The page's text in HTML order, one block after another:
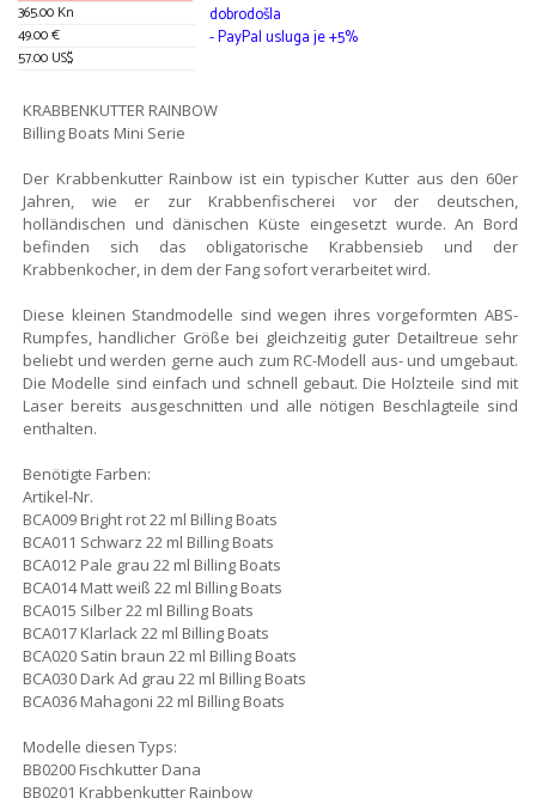
365.00 Kn
49.00 €
57.00 US$
dobrodošla
- PayPal usluga je +5%
KRABBENKUTTER RAINBOW
Billing Boats Mini Serie
Der Krabbenkutter Rainbow ist ein typischer Kutter aus den 60er
Jahren, wie er zur Krabbenfischerei vor der deutschen,
holländischen und dänischen Küste eingesetzt wurde. An Bord
befinden sich das obligatorische Krabbensieb und der
Krabbenkocher, in dem der Fang sofort verarbeitet wird.
Diese kleinen Standmodelle sind wegen ihres vorgeformten ABS-
Rumpfes, handlicher Größe bei gleichzeitig guter Detailtreue sehr
beliebt und werden gerne auch zum RC-Modell aus- und umgebaut.
Die Modelle sind einfach und schnell gebaut. Die Holzteile sind mit
Laser bereits ausgeschnitten und alle nötigen Beschlagteile sind
enthalten.
Benötigte Farben:
Artikel-Nr.
BCA009 Bright rot 22 ml Billing Boats
BCA011 Schwarz 22 ml Billing Boats
BCA012 Pale grau 22 ml Billing Boats
BCA014 Matt weiß 22 ml Billing Boats
BCA015 Silber 22 ml Billing Boats
BCA017 Klarlack 22 ml Billing Boats
BCA020 Satin braun 22 ml Billing Boats
BCA030 Dark Ad grau 22 ml Billing Boats
BCA036 Mahagoni 22 ml Billing Boats
Modelle diesen Typs:
BB0200 Fischkutter Dana
BB0201 Krabbenkutter Rainbow